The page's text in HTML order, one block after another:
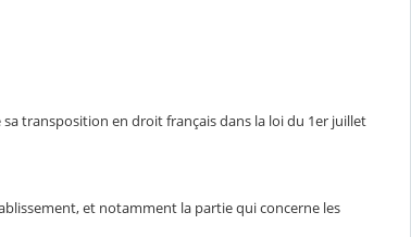
transposition en droit français dans la loi du 1er juillet
et notamment la partie qui concerne les